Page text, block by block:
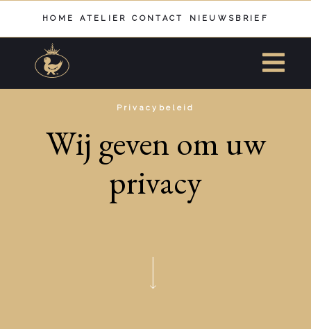
HOME ATELIER CONTACT NIEUWSBRIEF
Privacybeleid
Wij geven om uw
privacy